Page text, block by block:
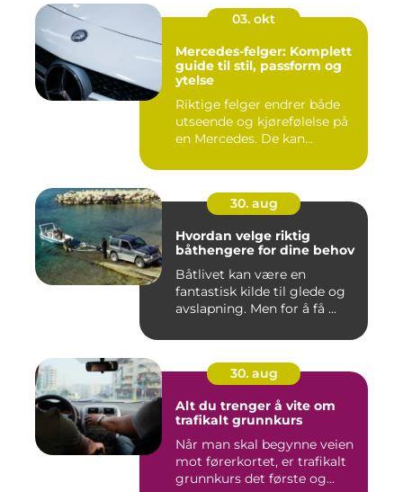
03. okt
Mercedes-felger: Komplett
guide til stil, passform og
ytelse
Riktige felger endrer både
utseende og kjørefølelse på
en Mercedes. De kan...
30. aug
Hvordan velge riktig
båthengere for dine behov
Båtlivet kan være en
fantastisk kilde til glede og
avslapning. Men for å få ...
30. aug
Alt du trenger å vite om
trafikalt grunnkurs
Når man skal begynne veien
mot førerkortet, er trafikalt
grunnkurs det første og...